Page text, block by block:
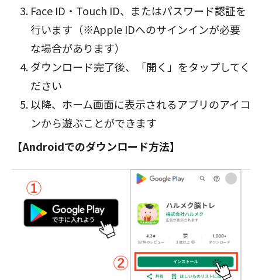
Face ID・Touch ID、またはパスワード認証を
行います（※Apple IDへのサインインが必要
な場合があります）
ダウンロード完了後、「開く」をタップしてく
ださい
以降、ホーム画面に表示されるアプリのアイコ
ンから遊ぶことができます
【Androidでのダウンロード方法】